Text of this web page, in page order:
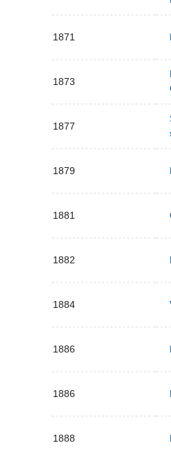
1871
1873
1877
1879
1881
1882
1884
1886
1886
1888